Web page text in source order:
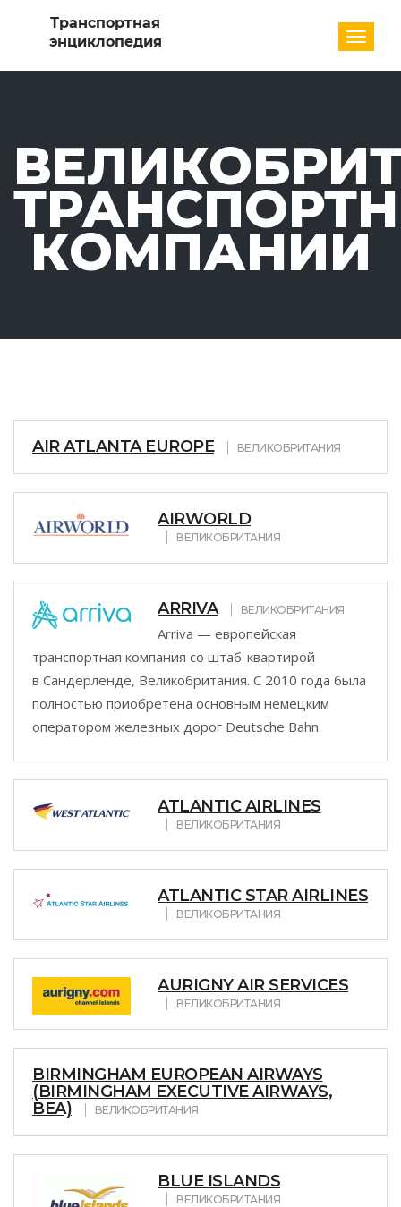
КОМПАНИИ
AIR ATLANTA EUROPE ВЕЛИКОБРИТАНИЯ
AIRWORLD
ВЕЛИКОБРИТАНИЯ
ARRIVA ВЕЛИКОБРИТАНИЯ
Arriva — европейская
транспортная компания со штаб-квартирой
в Сандерленде, Великобритания. С 2010 года была
полностью приобретена основным немецким
оператором железных дорог Deutsche Bahn.
ATLANTIC AIRLINES
ВЕЛИКОБРИТАНИЯ
ATLANTIC STAR AIRLINES
ВЕЛИКОБРИТАНИЯ
AURIGNY AIR SERVICES
ВЕЛИКОБРИТАНИЯ
BIRMINGHAM EUROPEAN AIRWAYS
(BIRMINGHAM EXECUTIVE AIRWAYS,
BEA)
ВЕЛИКОБРИТАНИЯ
BLUE ISLANDS
ВЕЛИКОБРИТАНИЯ